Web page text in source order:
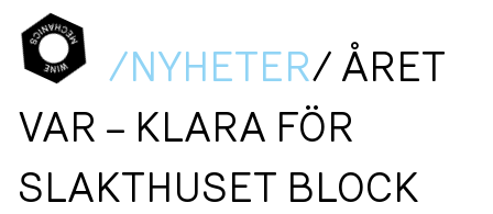
/NYHETER/ ÅRET
VAR – KLARA FÖR
SLAKTHUSET BLOCK